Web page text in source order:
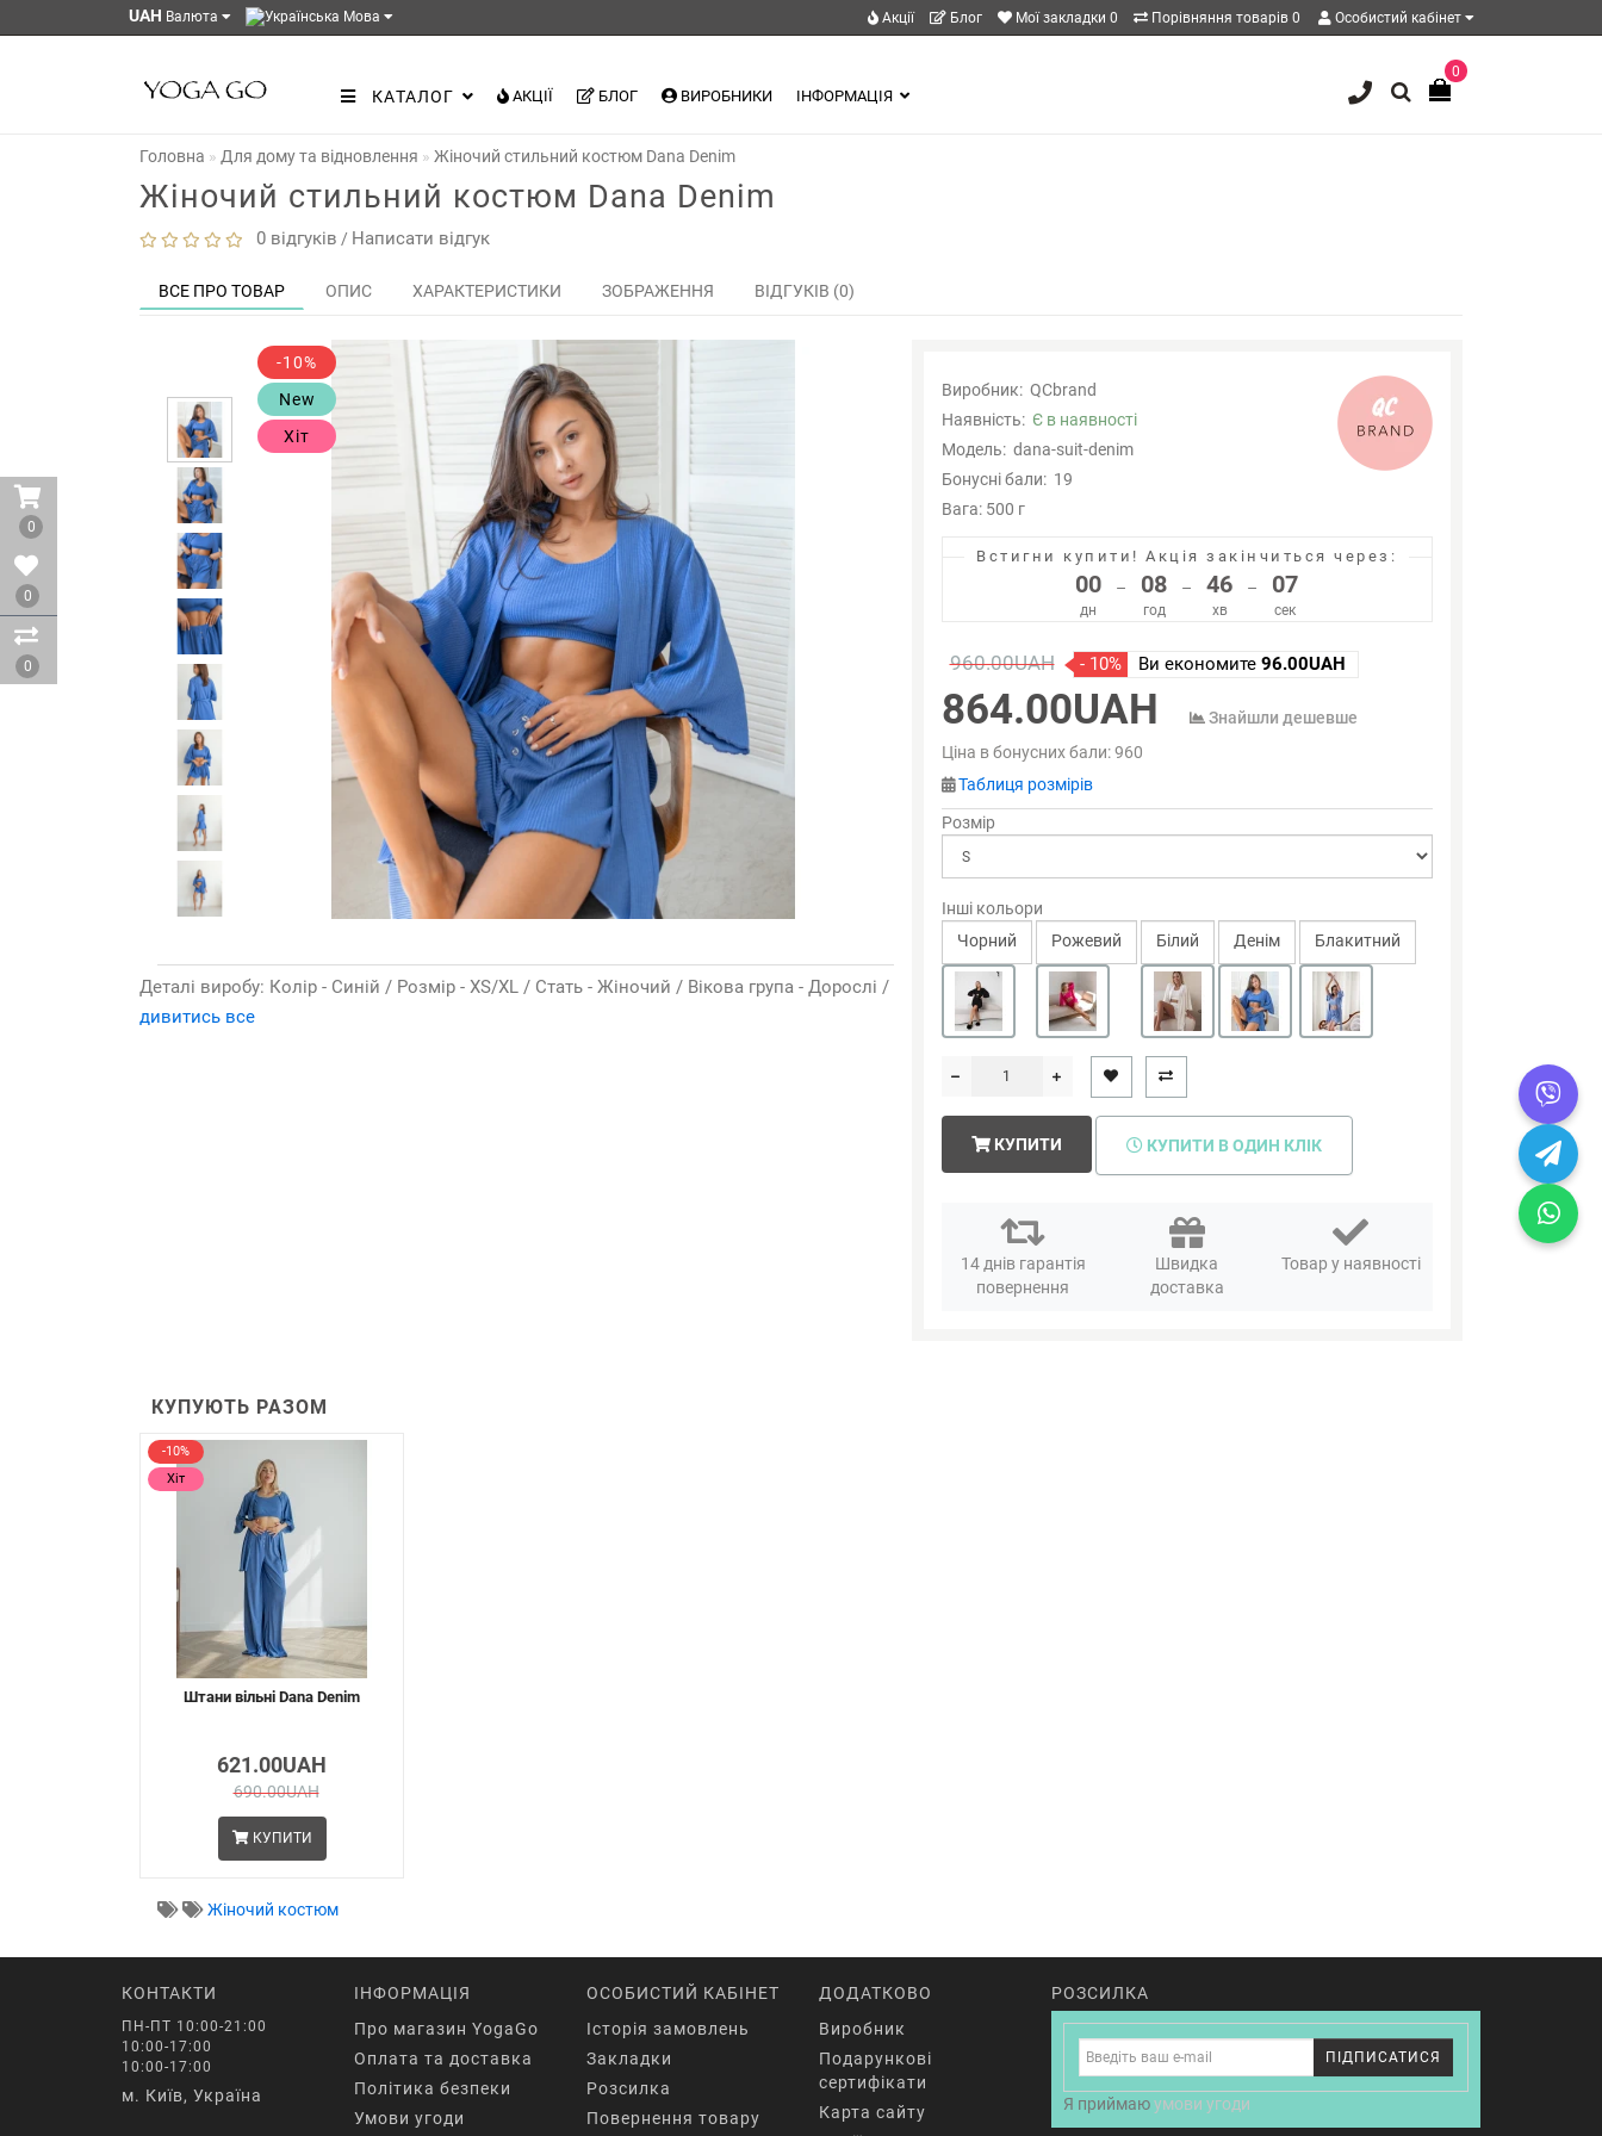
0
0
0
UAH Валюта Мова Акції Блог Мої закладки 0 Порівняння товарів 0 Особистий кабінет
КАТАЛОГ АКЦІЇ БЛОГ ВИРОБНИКИ ІНФОРМАЦІЯ
0
Головна Для дому та відновлення Жіночий стильний костюм Dana Denim
Жіночий стильний костюм Dana Denim
0 відгуків / Написати відгук
ВСЕ ПРО ТОВАР ОПИС ХАРАКТЕРИСТИКИ ЗОБРАЖЕННЯ ВІДГУКІВ (0)
-10%
New
Хіт
Деталі виробу: Колір - Cиній / Розмір - XS/XL / Стать - Жіночий / Вікова група - Дорослі /
дивитись все
Виробник: QCbrand
Наявність: Є в наявності
Модель: dana-suit-denim
Бонусні бали:19
Вага: 500 г
Встигни купити!Акція закінчиться через:
00
дн
– 08
год
– 46
хв
– 07
сек
960.00UAH - 10% Ви економите 96.00UAH
864.00UAH
Знайшли дешевше
Ціна в бонусних бали:960
Таблиця розмірів
Розмір
Інші кольори
Чорний
Рожевий Білий Денiм Блакитний
КУПИТИ КУПИТИ В ОДИН КЛІК
14 днів гарантія
повернення
Швидка
доставка
Товар у наявності
КУПУЮТЬ РАЗОМ
-10%
Хіт
Штани вільні Dana Denim
621.00UAH
690.00UAH
КУПИТИ
Жіночий костюм
КОНТАКТИ
ПН-ПТ 10:00-21:00
10:00-17:00
10:00-17:00
м. Київ, Україна
ІНФОРМАЦІЯ
Про магазин YogaGo
Оплата та доставка
Політика безпеки
Умови угоди
ОСОБИСТИЙ КАБІНЕТ
Історія замовлень
Закладки
Розсилка
Повернення товару
ДОДАТКОВО
Виробник
Подарункові
сертифікати
Карта сайту
РОЗСИЛКА
ПІДПИСАТИСЯ
Я приймаюумови угоди